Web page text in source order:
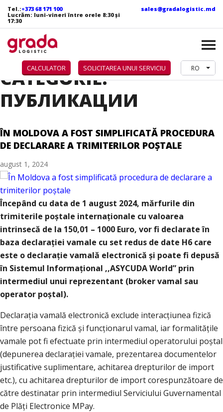
Tel.:+373 68 171 100
Lucrăm: luni-vineri între orele 8:30 și
17:30
sales@gradalogistic.md
CALCULATOR SOLICITAREA UNUI SERVICIU RO
CATEGORIE:
ПУБЛИКАЦИИ
ÎN MOLDOVA A FOST SIMPLIFICATĂ PROCEDURA
DE DECLARARE A TRIMITERILOR POȘTALE
august 1, 2024
Începând cu data de 1 august 2024, mărfurile din
trimiterile poștale internaționale cu valoarea
intrinsecă de la 150,01 – 1000 Euro, vor fi declarate în
baza declarației vamale cu set redus de date H6 care
este o declarație vamală electronică și poate fi depusă
în Sistemul Informațional ,,ASYCUDA World” prin
intermediul unui reprezentant (broker vamal sau
operator poștal).
Declarația vamală electronică exclude interacțiunea fizică
între persoana fizică și funcționarul vamal, iar formalitățile
vamale pot fi efectuate prin intermediul operatorului poștal
(depunerea declarației vamale, prezentarea documentelor
justificative suplimentare, achitarea drepturilor de import
etc.), cu achitarea drepturilor de import corespunzătoare de
către destinatar prin intermediul Serviciului Guvernamental
de Plăți Electronice MPay.